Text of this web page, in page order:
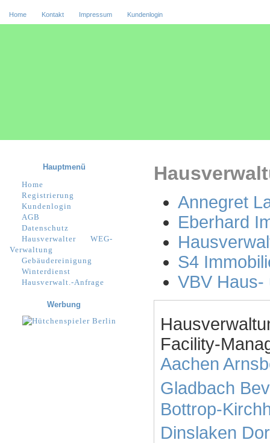
Home Kontakt Impressum Kundenlogin
Annegret
Eberhard
S4
VBV Haus-
Facility-
Aachen
Gladbach
Bottrop-
Dinslaken
Hauptmenü
Home
Registrierung
Kundenlogin
AGB
Datenschutz
Hausverwalter
WEG-
Verwaltung
Gebäudereinigung
Winterdienst
Hausverwalt.-Anfrage
Werbung